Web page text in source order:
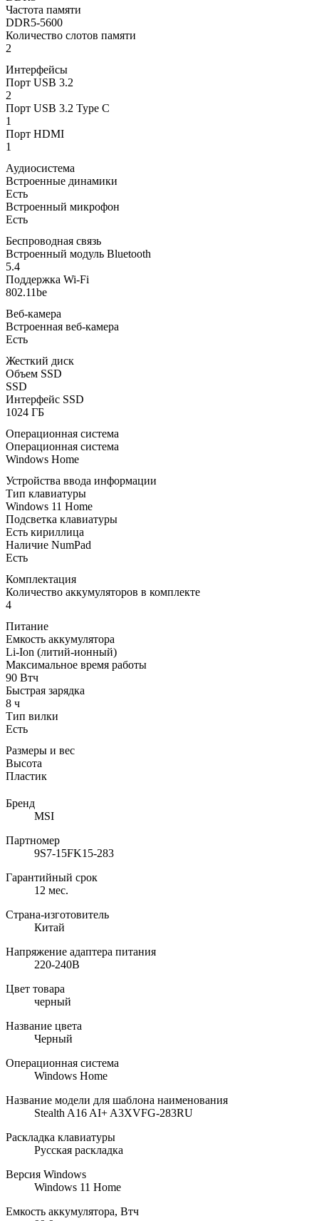
Частота памяти
DDR5-5600
Количество слотов памяти
2
Интерфейсы
Порт USB 3.2
2
Порт USB 3.2 Type C
1
Порт HDMI
1
Аудиосистема
Встроенные динамики
Есть
Встроенный микрофон
Есть
Беспроводная связь
Встроенный модуль Bluetooth
5.4
Поддержка Wi-Fi
802.11be
Веб-камера
Встроенная веб-камера
Есть
Жесткий диск
Объем SSD
SSD
Интерфейс SSD
1024 ГБ
Операционная система
Операционная система
Windows Home
Устройства ввода информации
Тип клавиатуры
Windows 11 Home
Подсветка клавиатуры
Есть кириллица
Наличие NumPad
Есть
Комплектация
Количество аккумуляторов в комплекте
4
Питание
Емкость аккумулятора
Li-Ion (литий-ионный)
Максимальное время работы
90 Втч
Быстрая зарядка
8 ч
Тип вилки
Есть
Размеры и вес
Высота
Пластик
Бренд
MSI
Партномер
9S7-15FK15-283
Гарантийный срок
12 мес.
Страна-изготовитель
Китай
Напряжение адаптера питания
220-240В
Цвет товара
черный
Название цвета
Черный
Операционная система
Windows Home
Название модели для шаблона наименования
Stealth A16 AI+ A3XVFG-283RU
Раскладка клавиатуры
Русская раскладка
Версия Windows
Windows 11 Home
Емкость аккумулятора, Втч